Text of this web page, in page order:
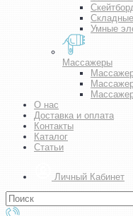
Умные
Массажеры
О нас
Доставка и оплата
Контакты
Каталог
Статьи
Личный Кабинет